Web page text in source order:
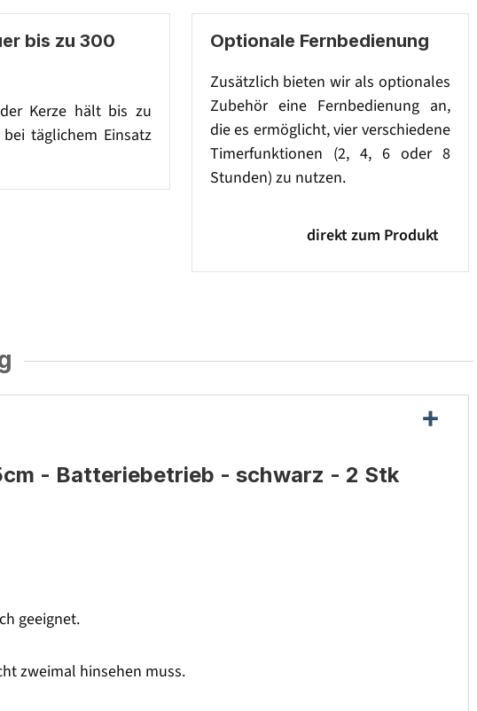
bis zu 300
Kerze hält bis zu
täglichem Einsatz
Optionale Fernbedienung
Zusätzlich bieten wir als optionales
Zubehör eine Fernbedienung an,
die es ermöglicht, vier verschiedene
Timerfunktionen (2, 4, 6 oder 8
Stunden) zu nutzen.
direkt zum Produkt
- Batteriebetrieb - schwarz - 2 Stk
geeignet.
zweimal hinsehen muss.